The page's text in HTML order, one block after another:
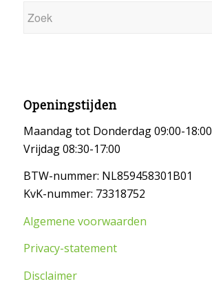
Openingstijden
Maandag tot Donderdag 09:00-18:00
Vrijdag 08:30-17:00
BTW-nummer: NL859458301B01
KvK-nummer: 73318752
Algemene voorwaarden
Privacy-statement
Disclaimer